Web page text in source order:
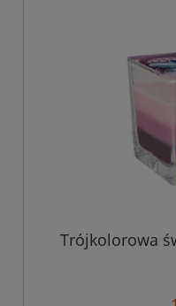
Trójkolorowa